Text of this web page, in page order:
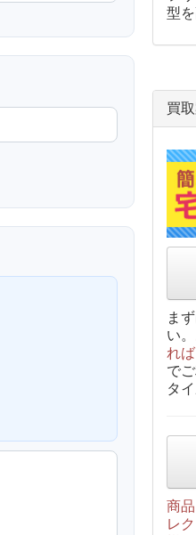
型
買
ま
い。
れ
で
タ
商
レ